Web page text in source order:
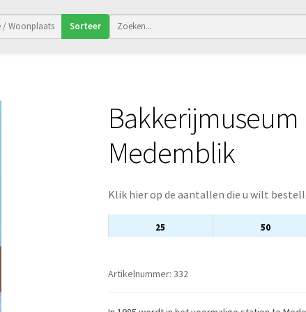
Sorteer
Bakkerijmuseum
Medemblik
Klik hier op de aantallen die u wilt
25 50
Artikelnummer: 332